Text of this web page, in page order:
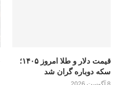
قیمت دلار و طلا امروز ۱۴۰۵؛
سکه دوباره گران شد